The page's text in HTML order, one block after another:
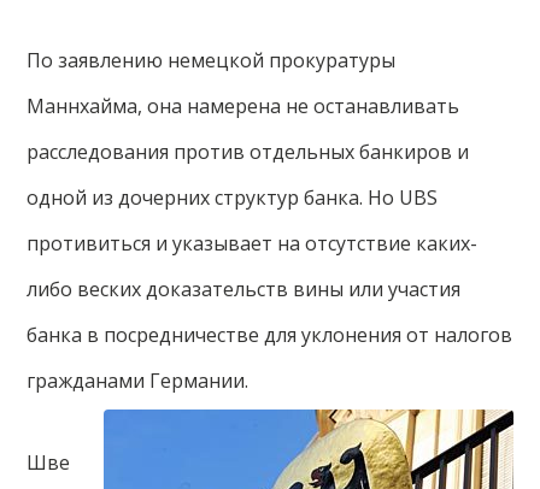
По заявлению немецкой прокуратуры
Маннхайма, она намерена не останавливать
расследования против отдельных банкиров и
одной из дочерних структур банка. Но UBS
противиться и указывает на отсутствие каких-
либо веских доказательств вины или участия
банка в посредничестве для уклонения от налогов
гражданами Германии.
Шве